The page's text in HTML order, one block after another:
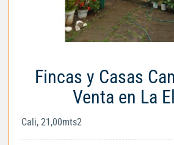
Fincas y Casas
Venta en La
Cali, 21,00mts2